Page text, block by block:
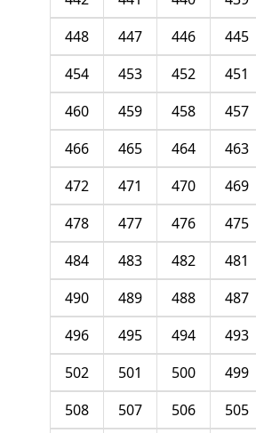
445
446
447
448
451
452
453
454
457
458
459
460
463
464
465
466
469
470
471
472
475
476
477
478
481
482
483
484
487
488
489
490
493
494
495
496
499
500
501
502
505
506
507
508